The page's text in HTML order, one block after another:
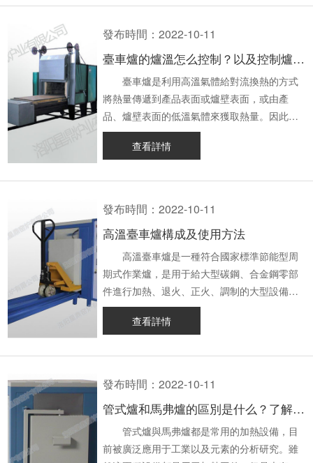
熱量的浪費，還會使爐內的溫度下降，從而對
種損耗，從而增加爐子的產量。 10.對爐
底管進行絕熱加熱是節約資源，提高生產效率
的一種重要手段。因為管子是直接與鋼坯接觸
的，所以冷卻水會帶走熱量中的一部分為有效
熱量；二是鋼坯與管子的接觸處出現了黑色印
記，要去除黑色印記，則需要更長的平均加熱
時間，這些都會影響到煉鐵的產量。使用耐火
生產能力增加15%~20%。近發展了一種不用水
如，將兩級小型水冷加熱器改造成不帶水冷卻
的加熱器，其單位生產能力從500公斤/（平方
米）下降到700公斤/（平方米），其產量增加
了30%。 以上就是小編為大家整理的影響
高溫馬弗爐使用效率因素問題分析，希望能幫
助到大家，對大家對高溫馬弗爐有了更深的了
解，高溫馬弗爐的爐型正朝著大型化、機械
化、自動化方向發展。本公司從開發、銷售到
售后服務，每一個環節都以客戶的觀點與需求
弗爐，可來電咨詢我們，歡迎您的致電。
要定期對電爐線路進行檢查，看線路是否有老
化的情況。 5. 避免使用硬物磕碰到
電爐外殼。 6. 如果發現爐體外殼有
掉漆的情況要及時進行修補。 7. 定
期檢查儀表的準確度。 以上就是小編
總結的高溫電爐的使用注意事項和維護方法，
洛陽星鼎窯爐有限公司生產的高溫電路使用簡
便、規格齊全、質量有保證，如果有相關需求
或者還有疑問，歡迎隨時致電或留言咨詢，期
差 所有的顯示儀器都具有精度等級，這表
明了二次測量時容許有誤差。造成這種誤差的
原因有： 1、冷端溫度的影響 熱電偶
所產生的熱電勢，除了與測量端的溫度相關
外，還與冷端的溫度相關，只有在冷端溫度溫
度恒定時，熱電勢才只與工作端的溫度相關
聯。大部分儀表具有冷端溫度補償功能，當儀
器運行時，環境溫度的改變較小時，對冷端溫
度的補償影響微乎其微，但是在環境溫度變化
補償，因此也會產生一些誤差。在?b型熱電偶
中，0~50℃的熱電勢低于3微伏時，不需要進
行溫度補償。 2、非線性的影響 由成
形熱電偶的特性曲線可以看出，組成熱電偶的
兩種不同材料，其熱電勢與溫度之間并沒有直
接的關系，甚至有些溫差還很大。所以，采用
熱電偶進行溫度測量時，必須進行非線性修
正，否則會造成誤差。 3、信號處理的影響
從熱電偶的分度表中可以看到，熱電偶的
加提高測量儀器的精密度和外置放大電路，這
度誤差的因素已為大家解答完畢，希望對您有
所幫助！洛陽星鼎窯爐有限公司生產的高溫馬
弗爐使用簡便、規格齊全、質量有保證，如有
需要歡迎致電咨詢。
溫時爐膛溫度較低，因此要吸收大量熱量。
3、降溫速度過快 馬弗爐降溫的時間
不宜過快，以免因爐膛的耐火材料因熱重力引
起爐膛炸裂。 4、未進行烘爐 初次使
用或長期未使用必須進行烘爐，不得在沒有進
行烘爐的情況下，直接使用高溫馬弗爐會造成
爐膛開裂。 5、外物碰撞 高溫馬弗爐
收到外力或外物碰撞造成的。 二、馬弗爐
爐膛出現裂縫該怎么修復 1、將出現裂縫
檢查尾部接線柱的狀態，用合適的扳手把緊接
線住緊固，如果有損壞，應及時更換；
3、將馬弗爐爐門和爐膛的連接處清理干凈，放
入爐膛，然后將爐膛和爐門靠緊，用高溫泥漿
封住接口； 4、用毛氈棉包裹住爐膛，用
磚夾住兩側，防止爐膛左右運動； 5、高
溫馬弗爐將尾端加熱絲接入尾部六個接線柱
上，用螺釘固定，注意加熱絲與加熱絲之間要
留出足夠的間隙，并用棉布將各排電線包裹起
輕質磚頭夾住，在后端塞入棉花時要小心，防
止卡住熱絲； 7、在接線測試之前，用歐
姆表測三根導線的電阻，看看與外殼有無短
路； 8、馬弗爐按下加熱鍵，加熱指示燈
點亮，使用ACV250或750，一支表筆與爐身的
金屬外殼接觸，另一支表筆緊貼測試儀表頭，
操作前檢查工作 ①對操作人員進行的
培訓，了解安全操作規范，了解臺車爐的構造
②每次操作前都應檢查臺車爐外觀有無明
顯的瑕疵，是否影響其正常工作，如有破損應
立即修理后再使用。 ③操作臺車爐之
前，應檢查各控制線、各加熱部件的接線是否
符合規定，接觸狀況是否良好，有無接觸不
良。 ④檢查爐門門軸和下層的承重輪
活，安全、可靠。 ⑤檢查爐身和門板
的密封性是否符合要求，確保其密封性良好。
⑥在使用前檢查臺車爐無誤后方能開
始工作，嚴禁超限作業，外殼高度不能大于
70cm，寬度不能大于100cm。 2、
臺車爐操作流程 ①工件裝好后，關上
爐門，檢查密封性，然后打開主加熱回路，等
待爐體發熱并經過一段時間后，檢查設備周邊
的溫度，如果有跑溫或任何異常現象，應立即
爐之前，應先切斷主熱回路的電源，然后才能
打開爐門進行工件的出爐操作。 ③當
爐子加熱到一定的溫度后，就可以進行保溫，
在此過程中，要對溫控儀和保溫情況進行巡
視，當達到規定的保溫時間后，就可以打開爐
門，把里面的工件送出去。 ④完成上
發布時間：2022-10-11
臺車爐的爐溫怎么控制？以及控制爐溫的標準
臺車爐是利用高溫氣體給對流換熱的方式
將熱量傳遞到產品表面或爐壁表面，或由產
品、爐壁表面的低溫氣體來獲取熱量。因此，
爐溫控制及控制標準是非常重要的，決定著成
品的質量。那么就由小編為大家講解下臺車爐
么？ 一、臺車爐的爐溫怎么控制
臺車爐加熱工件至規定溫度（是工件
間是指工件的表面和芯部均滿足規定的溫度所
需要的時間。加熱時間的長短與加熱速度有
關。保溫時間的長短與鋼的化學成分、工件的
尺寸和形狀、加熱爐的種類有關。加熱速度
快，則縮短升溫時間，提高生產效率，但對高
合金鋼和復雜外形的工件，加熱速度過快，會
臺車爐的保溫時間按工件芯部的溫度和成分均
勻化合乎要求來計算。 在工業上，臺
車爐的爐溫調節是指在一定的周期范圍內，將
電路導通向若干個周波，并切斷幾個周波，通
過改變晶閘管在設定周期中的通斷時間比率，
來調整負載上兩端交流平均電壓，也就是負載
查看詳情
發布時間：2022-10-11
高溫臺車爐構成及使用方法
高溫臺車爐是一種符合國家標準節能型周
期式作業爐，是用于給大型碳鋼、合金鋼零部
件進行加熱、退火、正火、調制的大型設備。
外殼一般由鋼板和型鋼焊接而成，在爐內內襯
采用超輕質節能耐火保溫磚砌筑，爐殼與爐襯
用重質防撞磚、臺車面層重質高鋁防壓磚。那
么高溫臺車爐構成是什么？它的使用方法又是
一、高溫臺車爐構成 1.底部
高溫臺車爐的底部一般是隔熱層，硅膠和
輕磚交替鋪平，之后中間再使用輕磚平鋪一
查看詳情
發布時間：2022-10-11
管式爐和馬弗爐的區別是什么？了解其安裝使用方法
管式爐與馬弗爐都是常用的加熱設備，目
前被廣泛應用于工業以及元素的分析研究。雖